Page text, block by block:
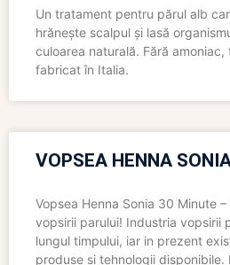
Un tratament pentru părul alb
hrănește scalpul și lasă
culoarea naturală. Fără
fabricat în Italia.
VOPSEA HENNA
Vopsea Henna Sonia 30 Minute
vopsirii parului! Industria vopsirii
lungul timpului, iar in prezent
produse si tehnologii disponibile.